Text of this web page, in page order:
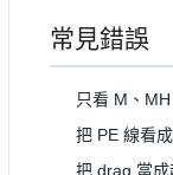
常見錯誤
只看 M、
把 PE 線看
把 drag 當成